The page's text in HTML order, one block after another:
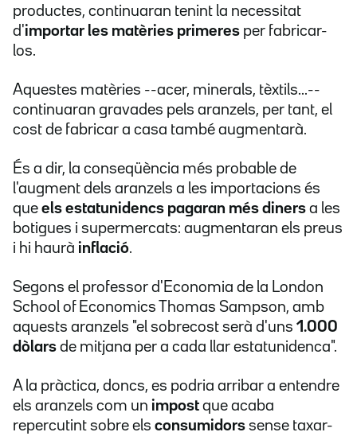
productes, continuaran tenint la necessitat
d'importar les matèries primeres per fabricar-
los.
Aquestes matèries --acer, minerals, tèxtils...--
continuaran gravades pels aranzels, per tant, el
cost de fabricar a casa també augmentarà.
És a dir, la conseqüència més probable de
l'augment dels aranzels a les importacions és
que els estatunidencs pagaran més diners a les
botigues i supermercats: augmentaran els preus
i hi haurà inflació.
Segons el professor d'Economia de la London
School of Economics Thomas Sampson, amb
aquests aranzels "el sobrecost serà d'uns 1.000
dòlars de mitjana per a cada llar estatunidenca".
A la pràctica, doncs, es podria arribar a entendre
els aranzels com un impost que acaba
repercutint sobre els consumidors sense taxar-